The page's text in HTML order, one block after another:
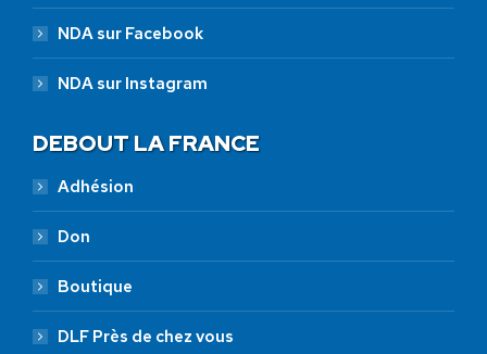
NDA sur Facebook
NDA sur Instagram
DEBOUT LA FRANCE
Adhésion
Don
Boutique
DLF Près de chez vous